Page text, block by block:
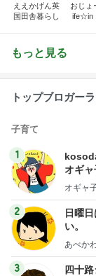
ええかげん英
国田舎暮らし
おじょ
ife☆in
もっと見る
トップブロガー
子育て
1
オギャ
オギャ
2
日曜
い。
あべか
3
四十